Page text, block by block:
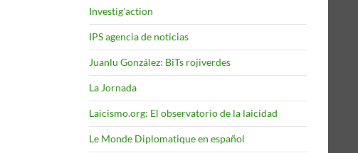
Investig'action
IPS agencia de noticias
Juanlu González: BiTs rojiverdes
La Jornada
Laicismo.org: El observatorio de la laicidad
Le Monde Diplomatique en español